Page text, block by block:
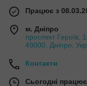
Працює з
м. Дніпро
проспект Героїв,
49000, Дніпро,
Контакти
Сьогодні